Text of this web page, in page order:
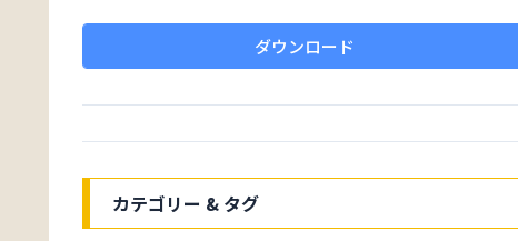
ダウンロード
カテゴリー & タグ